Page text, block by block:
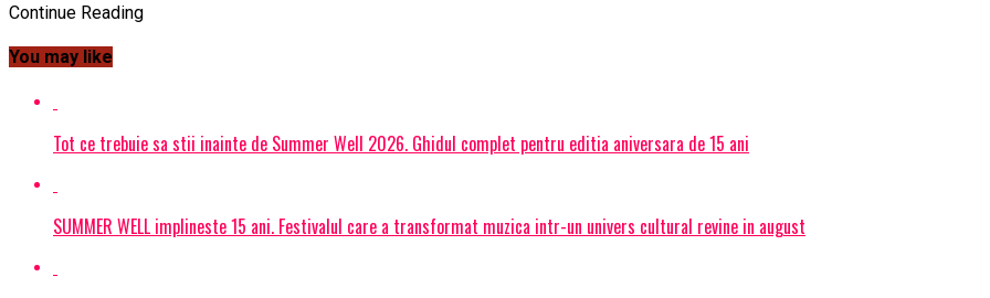
Continue Reading
You may like
Tot ce trebuie sa stii inainte de Summer Well 2026. Ghidul complet pentru editia aniversara de 15 ani
SUMMER WELL implineste 15 ani. Festivalul care a transformat muzica intr-un univers cultural revine in august